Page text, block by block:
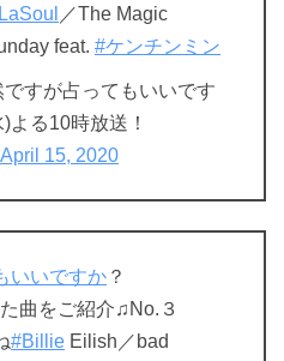
／The Magic
feat. #ケンチンミン
すが占ってもいいです
よる10時放送！
April 15, 2020
いいですか ？
曲をご紹介♫No.３
#Billie Eilish／bad